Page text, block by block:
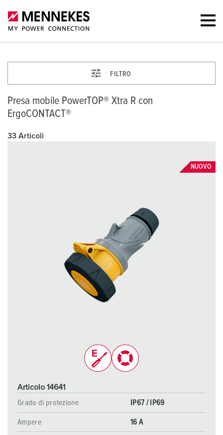
FILTRO
Presa mobile PowerTOP® Xtra R con
ErgoCONTACT®
33 Articoli
NUOVO
Articolo 14641
Grado di protezione
IP67 / IP69
Ampere 16 A